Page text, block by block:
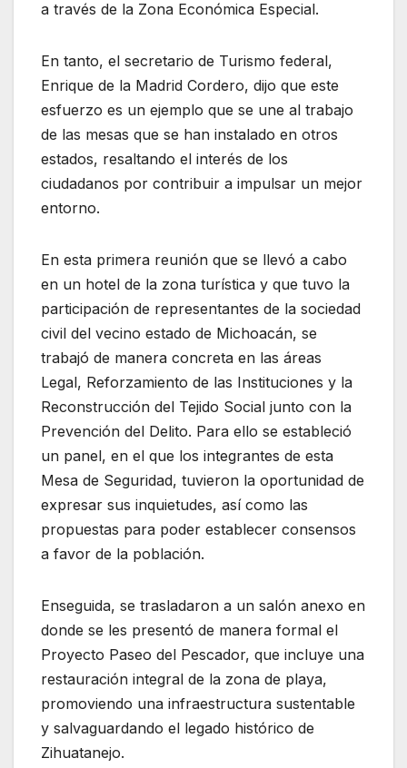
a través de la Zona Económica Especial.
En tanto, el secretario de Turismo federal,
Enrique de la Madrid Cordero, dijo que este
esfuerzo es un ejemplo que se une al trabajo
de las mesas que se han instalado en otros
estados, resaltando el interés de los
ciudadanos por contribuir a impulsar un mejor
entorno.
En esta primera reunión que se llevó a cabo
en un hotel de la zona turística y que tuvo la
participación de representantes de la sociedad
civil del vecino estado de Michoacán, se
trabajó de manera concreta en las áreas
Legal, Reforzamiento de las Instituciones y la
Reconstrucción del Tejido Social junto con la
Prevención del Delito. Para ello se estableció
un panel, en el que los integrantes de esta
Mesa de Seguridad, tuvieron la oportunidad de
expresar sus inquietudes, así como las
propuestas para poder establecer consensos
a favor de la población.
Enseguida, se trasladaron a un salón anexo en
donde se les presentó de manera formal el
Proyecto Paseo del Pescador, que incluye una
restauración integral de la zona de playa,
promoviendo una infraestructura sustentable
y salvaguardando el legado histórico de
Zihuatanejo.